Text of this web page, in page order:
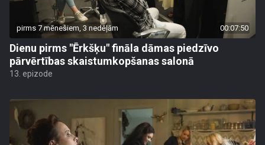
pirms 7 mēnešiem, 3 nedēļām 00:07:50
Dienu pirms "Ērkšķu" fināla dāmas piedzīvo
pārvērtības skaistumkopšanas salonā
13. epizode